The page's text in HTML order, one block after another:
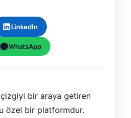
LinkedIn
WhatsApp
çizgiyi bir araya getiren
özel bir platformdur.